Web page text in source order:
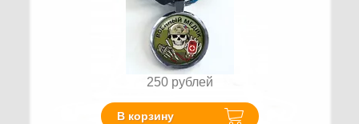
250 рублей
В корзину